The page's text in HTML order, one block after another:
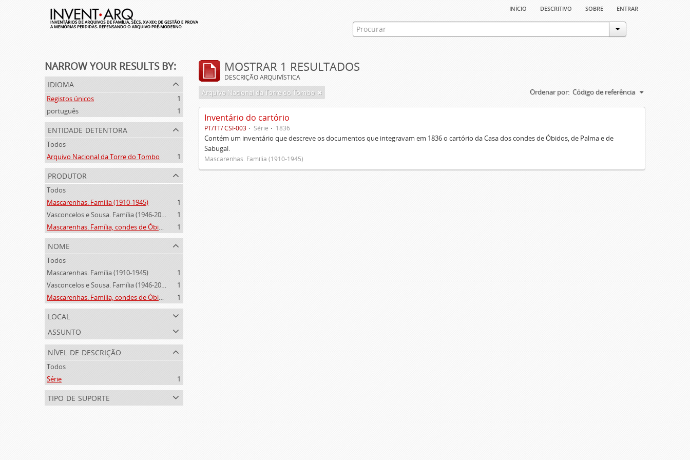
início descritivo sobre entrar
NARROW YOUR RESULTS BY:
idioma
Registos únicos
1
português
1
entidade detentora
Todos
Arquivo Nacional da Torre do Tombo
1
produtor
Todos
Mascarenhas. Família (1910-1945)
1
Vasconcelos e Sousa. Família (1946-2006)
1
Mascarenhas. Família, condes de Óbidos, Palma e Sabugal (1669-1910)
1
nome
Todos
Mascarenhas. Família (1910-1945)
1
Vasconcelos e Sousa. Família (1946-2006)
1
Mascarenhas. Família, condes de Óbidos, Palma e Sabugal (1669-1910)
1
local
assunto
nível de descrição
Todos
Série
1
tipo de suporte
MOSTRAR 1 RESULTADOS
DESCRIÇÃO ARQUIVÍSTICA
Arquivo Nacional da Torre do Tombo Ordenar por: Código de referência
Inventário do cartório
PT/TT/ CSI-003 Série 1836
Contém um inventário que descreve os documentos que integravam em 1836 o cartório da Casa dos condes de Óbidos, de Palma e de
Sabugal.
Mascarenhas. Família (1910-1945)